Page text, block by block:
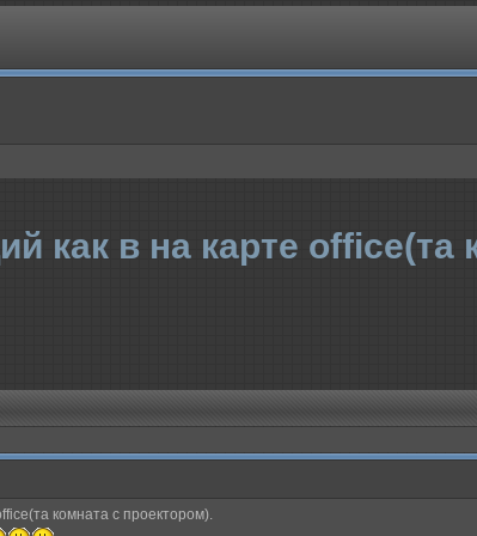
как в на карте office(та
комната с проектором).